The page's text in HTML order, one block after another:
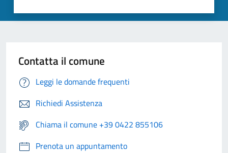
Contatta il comune
Leggi le domande frequenti
Richiedi Assistenza
Chiama il comune +39 0422 855106
Prenota un appuntamento